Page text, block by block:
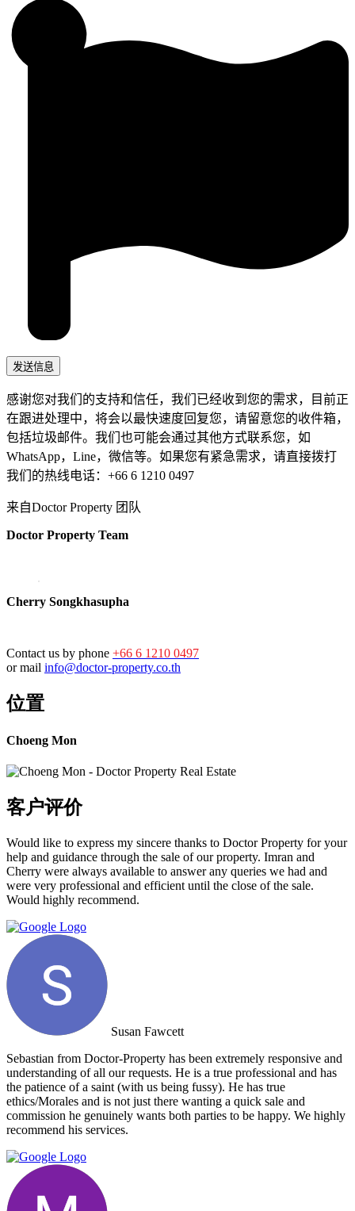
感谢您对我们的支持和信任，我们已经收到您的需求，目前正
在跟进处理中，将会以最快速度回复您，请留意您的收件箱，
包括垃圾邮件。我们也可能会通过其他方式联系您，如
WhatsApp，Line，微信等。如果您有紧急需求，请直接拨打
我们的热线电话：+66 6 1210 0497
来自Doctor Property 团队
Doctor Property Team
Cherry Songkhasupha
Contact us by phone +66 6 1210 0497
or mail info@doctor-property.co.th
位置
Choeng Mon
客户评价
Would like to express my sincere thanks to Doctor Property for your
help and guidance through the sale of our property. Imran and
Cherry were always available to answer any queries we had and
were very professional and efficient until the close of the sale.
Would highly recommend.
Susan Fawcett
Sebastian from Doctor-Property has been extremely responsive and
understanding of all our requests. He is a true professional and has
the patience of a saint (with us being fussy). He has true
ethics/Morales and is not just there wanting a quick sale and
commission he genuinely wants both parties to be happy. We highly
recommend his services.